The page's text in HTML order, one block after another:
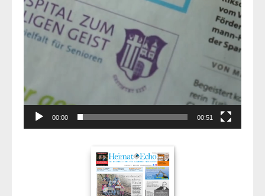
00:00 00:51